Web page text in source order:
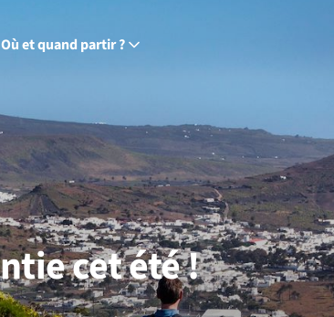
Où et quand partir ?
cet été !